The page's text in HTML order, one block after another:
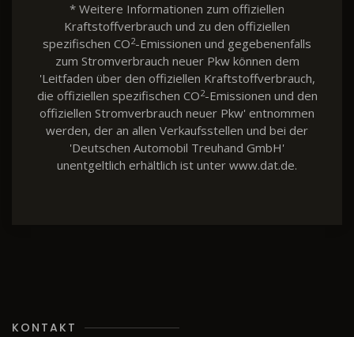
* Weitere Informationen zum offiziellen
Kraftstoffverbrauch und zu den offiziellen
spezifischen CO2-Emissionen und gegebenenfalls
zum Stromverbrauch neuer Pkw können dem
'Leitfaden über den offiziellen Kraftstoffverbrauch,
die offiziellen spezifischen CO2-Emissionen und den
offiziellen Stromverbrauch neuer Pkw' entnommen
werden, der an allen Verkaufsstellen und bei der
'Deutschen Automobil Treuhand GmbH'
unentgeltlich erhältlich ist unter www.dat.de.
KONTAKT